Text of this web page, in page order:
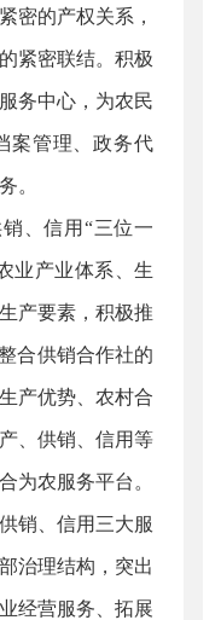
密的产权关系，
紧密联结。积极
务中心，为农民
案管理、政务代
。
、信用“三位一
业产业体系、生
产要素，积极推
合供销合作社的
产优势、农村合
、供销、信用等
为农服务平台。
销、信用三大服
治理结构，突出
经营服务、拓展